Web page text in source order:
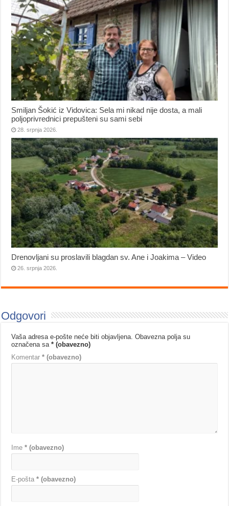
Smiljan Šokić iz Vidovica: Sela mi nikad nije dosta, a mali
poljoprivrednici prepušteni su sami sebi
28. srpnja 2026.
Drenovljani su proslavili blagdan sv. Ane i Joakima – Video
26. srpnja 2026.
Odgovori
Vaša adresa e-pošte neće biti objavljena. Obavezna polja su
označena sa* (obavezno)
Komentar* (obavezno)
Ime* (obavezno)
E-pošta* (obavezno)